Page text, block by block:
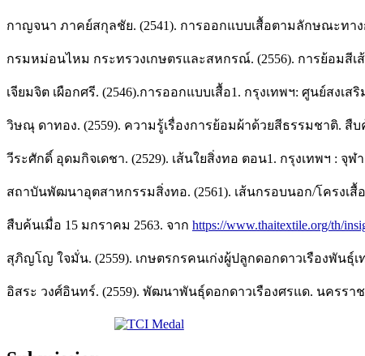
กาญจนา ภาคย์สกุลชัย. (2541). การออกแบบเสื้อตามลักษณะทา
กรมหม่อนไหม กระทรวงเกษตรและสหกรณ์. (2556). การย้อมสี
เจียมจิต เผือกศรี. (2546).การออกแบบเสื้อ1. กรุงเทพฯ: ศูนย์สงเส
วิษณุ ดาทอง. (2559). ความรู้เรื่องการย้อมผ้าด้วยสีธรรมชาติ. สืบ
วีระศักดิ์ อุดมกิจเดชา. (2529). เส้นใยสิ่งทอ ตอน1. กรุงเทพฯ : จุ
สถาบันพัฒนาอุตสาหกรรมสิ่งทอ. (2561). เส้นกรอบนอก/โครงเสื้อผ้
สืบค้นเมื่อ 15 มกราคม 2563. จาก https://www.thaitextile.org/th/
สุภิญโญ ใจมั่น. (2559). เกษตรกรคนเก่งผู้ปลูกดอกดาวเรืองพันธุ์
อิสระ วงศ์อินทร์. (2559). พัฒนาพันธุ์ดอกดาวเรืองศรแด. นครรา